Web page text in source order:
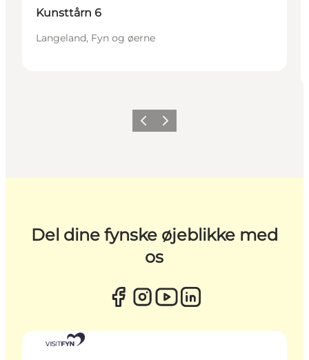
Kunsttårn 6
Langeland, Fyn og øerne
ForrigeNæste
Del dine fynske øjeblikke med
os